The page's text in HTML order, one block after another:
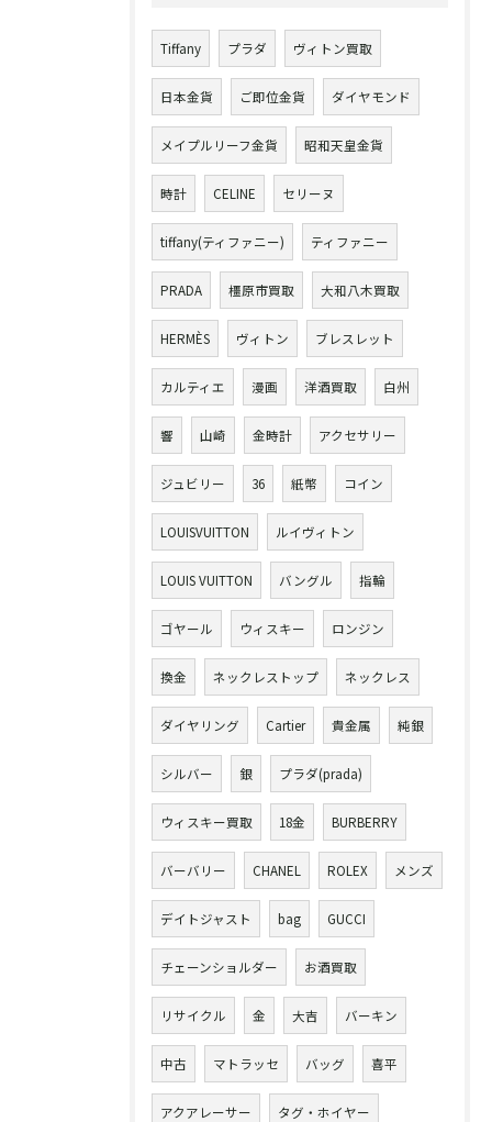
Tiffany プラダ ヴィトン買取
日本金貨 ご即位金貨 ダイヤモンド
メイプルリーフ金貨 昭和天皇金貨
時計 CELINE セリーヌ
tiffany(ティファニー) ティファニー
PRADA 橿原市買取 大和八木買取
HERMÈS ヴィトン ブレスレット
カルティエ 漫画 洋酒買取 白州
響 山崎 金時計 アクセサリー
ジュビリー 36 紙幣 コイン
LOUISVUITTON ルイヴィトン
LOUIS VUITTON バングル 指輪
ゴヤール ウィスキー ロンジン
換金 ネックレストップ ネックレス
ダイヤリング Cartier 貴金属 純銀
シルバー 銀 プラダ(prada)
ウィスキー買取 18金 BURBERRY
バーバリー CHANEL ROLEX メンズ
デイトジャスト bag GUCCI
チェーンショルダー お酒買取
リサイクル 金 大吉 バーキン
中古 マトラッセ バッグ 喜平
アクアレーサー タグ・ホイヤー